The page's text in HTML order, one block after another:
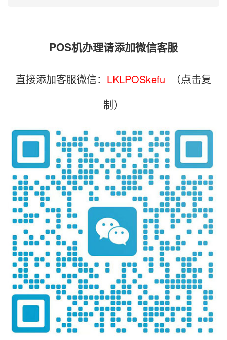
POS机办理请添加微信客服
直接添加客服微信： LKLPOSkefu_
（点击复
制）